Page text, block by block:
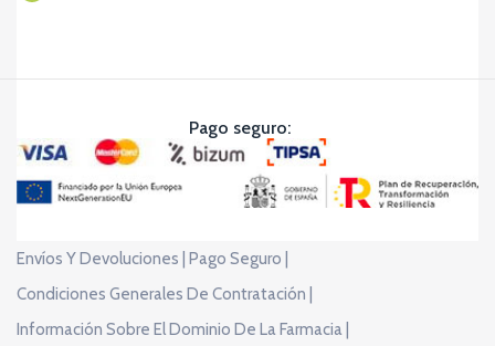
Pago seguro:
Envíos Y Devoluciones | Pago Seguro |
Condiciones Generales De Contratación |
Información Sobre El Dominio De La Farmacia |